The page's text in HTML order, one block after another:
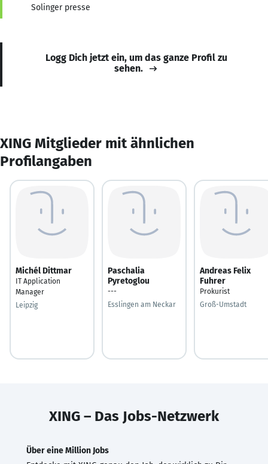
Solinger presse
Logg Dich jetzt ein, um das ganze Profil zu
sehen.
XING Mitglieder mit ähnlichen
Profilangaben
Michél Dittmar
IT Application
Manager
Leipzig
Paschalia
Pyretoglou
---
Esslingen am Neckar
Andreas Felix
Fuhrer
Prokurist
Groß-Umstadt
XING – Das Jobs-Netzwerk
Über eine Million Jobs